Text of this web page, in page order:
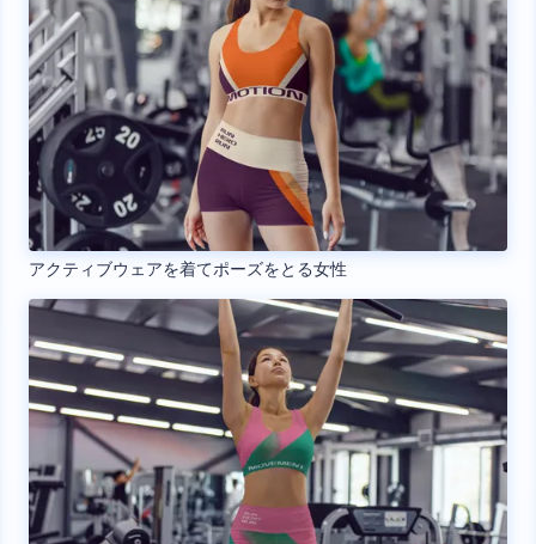
アクティブウェアを着てポーズをとる女性